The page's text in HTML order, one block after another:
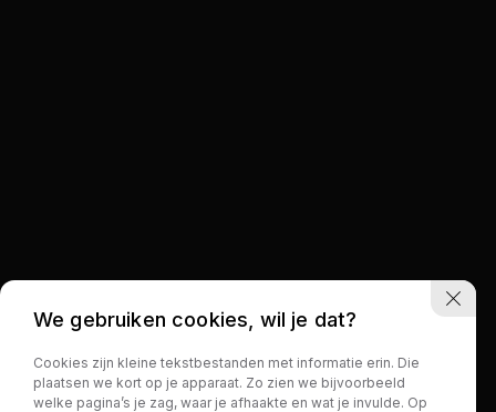
We gebruiken cookies, wil je dat?
Cookies zijn kleine tekstbestanden met informatie erin. Die
plaatsen we kort op je apparaat. Zo zien we bijvoorbeeld
welke pagina’s je zag, waar je afhaakte en wat je invulde. Op